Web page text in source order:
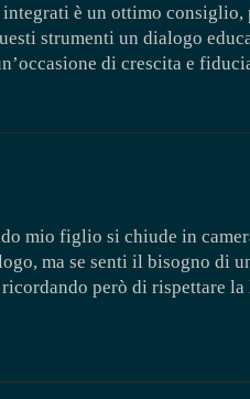
è un ottimo consiglio,
strumenti un dialogo
di crescita e
mio figlio si chiude in
ma se senti il bisogno di
però di rispettare